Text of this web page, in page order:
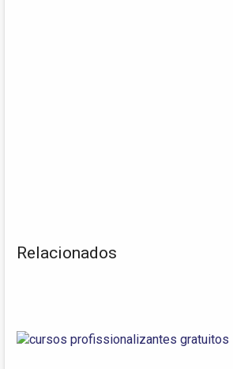
Relacionados